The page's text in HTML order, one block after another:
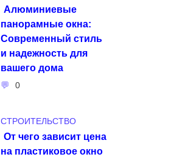
Алюминиевые
панорамные окна:
Современный стиль
и надежность для
вашего дома
0
СТРОИТЕЛЬСТВО
От чего зависит цена
на пластиковое окно